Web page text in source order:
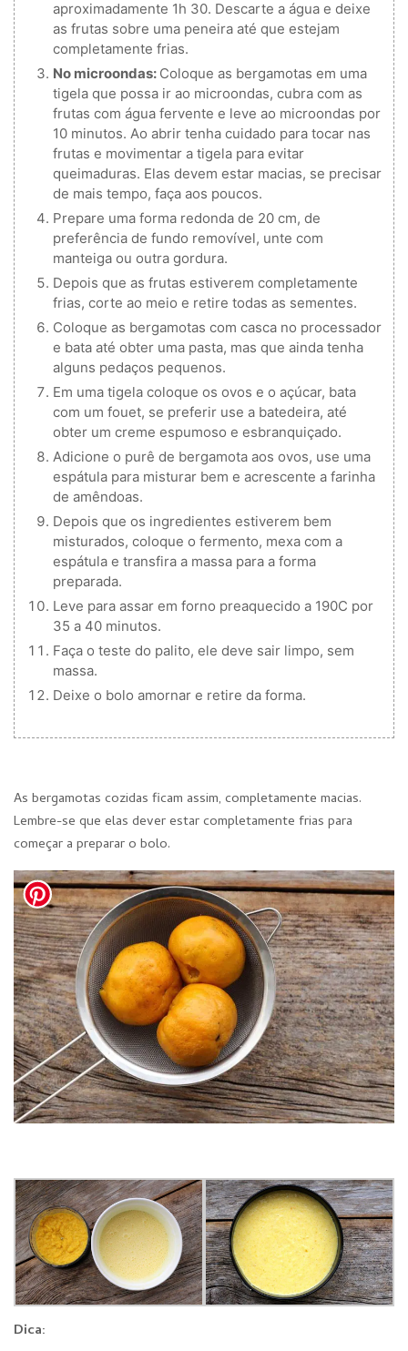
aproximadamente 1h 30. Descarte a água e deixe
as frutas sobre uma peneira até que estejam
completamente frias.
No microondas: Coloque as bergamotas em uma
tigela que possa ir ao microondas, cubra com as
frutas com água fervente e leve ao microondas por
10 minutos. Ao abrir tenha cuidado para tocar nas
frutas e movimentar a tigela para evitar
queimaduras. Elas devem estar macias, se precisar
de mais tempo, faça aos poucos.
Prepare uma forma redonda de 20 cm, de
preferência de fundo removível, unte com
manteiga ou outra gordura.
Depois que as frutas estiverem completamente
frias, corte ao meio e retire todas as sementes.
Coloque as bergamotas com casca no processador
e bata até obter uma pasta, mas que ainda tenha
alguns pedaços pequenos.
Em uma tigela coloque os ovos e o açúcar, bata
com um fouet, se preferir use a batedeira, até
obter um creme espumoso e esbranquiçado.
Adicione o purê de bergamota aos ovos, use uma
espátula para misturar bem e acrescente a farinha
de amêndoas.
Depois que os ingredientes estiverem bem
misturados, coloque o fermento, mexa com a
espátula e transfira a massa para a forma
preparada.
Leve para assar em forno preaquecido a 190C por
35 a 40 minutos.
Faça o teste do palito, ele deve sair limpo, sem
massa.
Deixe o bolo amornar e retire da forma.
As bergamotas cozidas ficam assim, completamente macias.
Lembre-se que elas dever estar completamente frias para
começar a preparar o bolo.
Dica: